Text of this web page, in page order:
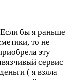
бы я раньше
то не
эту
сервис
( я взяла